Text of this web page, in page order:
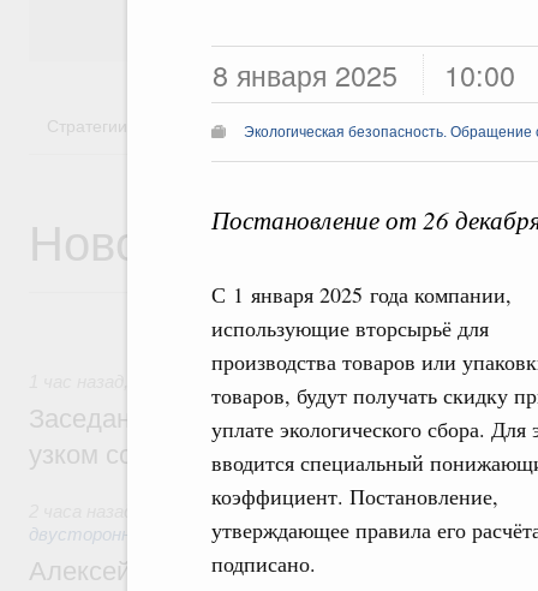
8 января 2025 10:00
Экологическая безопасность. Обращение
Постановление от 26
С 1 января 2025 года компании,
использующие вторсырьё для
производства товаров или
товаров, будут получать скидку
уплате экологического сбора. Для
вводится специальный
коэффициент. Постановление,
утверждающее правила его
подписано.
Стратегии Государственные программы
Новости
Евразийский экономический союз.
Заседание Евразийского
узком составе
Экономические отношения с зарубежными
двусторонней основе
Алексей Оверчук провёл рабочую